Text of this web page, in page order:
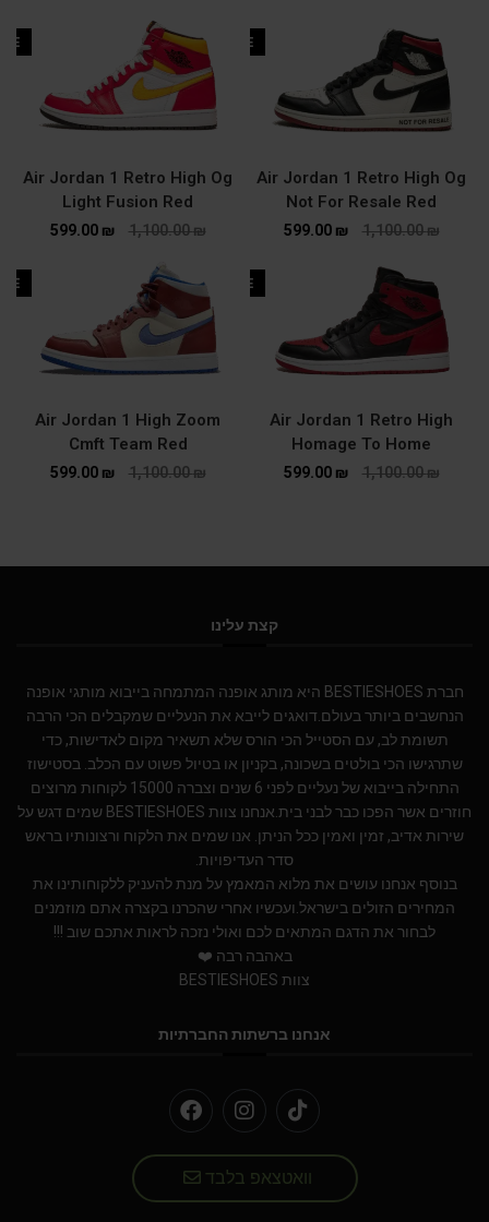
SALE
Air Jordan 1 Retro High Og
Not For Resale Red
1,100.00₪
599.00 ₪
Air Jordan 1 Retro High Og
Light Fusion Red
1,100.00₪
599.00 ₪
SALE
Air Jordan 1 Retro High
Homage To Home
1,100.00₪
599.00 ₪
Air Jordan 1 High Zoom
Cmft Team Red
1,100.00₪
599.00 ₪
קצת עלינו
חברת BESTIESHOES היא מותג אופנה המתמחה בייבוא מותגי אופנה
הנחשבים ביותר בעולם.דואגים לייבא את הנעליים שמקבלים הכי הרבה
תשומת לב, עם הסטייל הכי הורס שלא תשאיר מקום לאדישות, כדי
שתרגישו הכי בולטים בשכונה, בקניון או בטיול פשוט עם הכלב. בסטישוז
התחילה בייבוא של נעליים לפני 6 שנים וצברה 15000 לקוחות מרוצים
חוזרים אשר הפכו כבר לבני בית.אנחנו צוות BESTIESHOES שמים דגש על
שירות אדיב, זמין ואמין ככל הניתן. אנו שמים את הלקוח ורצונותיו בראש
סדר העדיפויות.
בנוסף אנחנו עושים את מלוא המאמץ על מנת להעניק ללקוחותינו את
המחירים הזולים בישראל.ועכשיו אחרי שהכרנו בקצרה אתם מוזמנים
לבחור את הדגם המתאים לכם ואולי נזכה לראות אתכם שוב !!!
באהבה רבה ❤️
צוות BESTIESHOES
אנחנו ברשתות החברתיות
וואטצאפ בלבד